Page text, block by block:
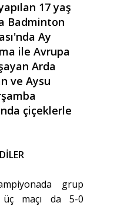
17 yaş
Badminton
Ay
ile Avrupa
Arda
ve Aysu
çiçeklerle
grup
üç maçı da 5-0